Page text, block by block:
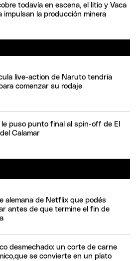
todavía en escena, el litio y Vaca
impulsan la producción minera
live-action de Naruto tendría
comenzar su rodaje
puso punto final al spin-off de El
Calamar
alemana de Netflix que podés
antes de que termine el fin de
desmechado: un corte de carne
se convierte en un plato